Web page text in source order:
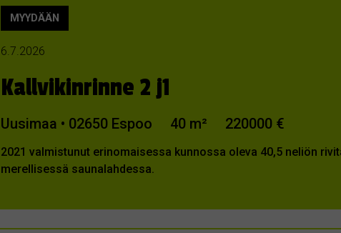
MYYDÄÄN
6.7.2026
Kallvikinrinne 2 j1
Uusimaa • 02650 Espoo 40 m² 220000 €
2021 valmistunut erinomaisessa kunnossa oleva 40,5 neliön
merellisessä saunalahdessa.